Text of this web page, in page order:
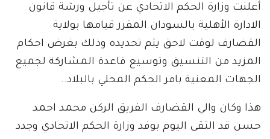
أعلنت وزارة الحكم الاتحادي عن تأجيل ورشة قانون
الادارة الأهلية بالسودان المقرر قيامها بولاية
القضارف لوقت لاحق يتم تحديده وذلك بغرض احكام
المزيد من التنسيق وتوسيع قاعدة المشاركة لجميع
الجهات المعنية بامر الحكم المحلي بالبلاد..
هذا وكان والي القضارف الفريق الركن محمد احمد
حسن قد التقى اليوم بوفد وزارة الحكم الاتحادي وجدد